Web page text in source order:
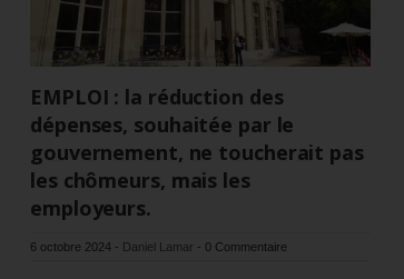
EMPLOI : la réduction des
dépenses, souhaitée par le
gouvernement, ne toucherait pas
les chômeurs, mais les
employeurs.
6 octobre 2024 - Daniel Lamar - 0 Commentaire